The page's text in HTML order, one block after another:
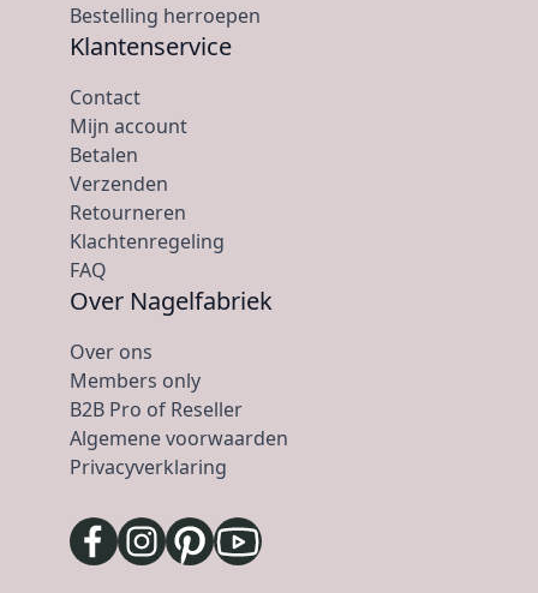
Bestelling herroepen
Klantenservice
Contact
Mijn account
Betalen
Verzenden
Retourneren
Klachtenregeling
FAQ
Over Nagelfabriek
Over ons
Members only
B2B Pro of Reseller
Algemene voorwaarden
Privacyverklaring